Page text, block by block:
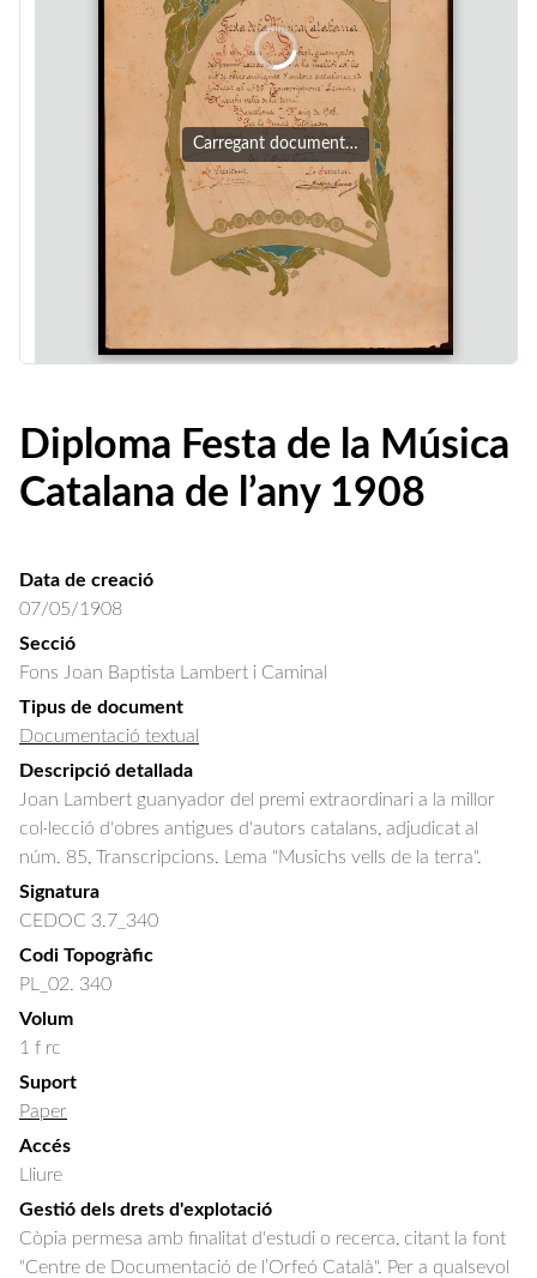
Carregant document…
Diploma Festa de la Música
Catalana de l’any 1908
Data de creació
07/05/1908
Secció
Fons Joan Baptista Lambert i Caminal
Tipus de document
Documentació textual
Descripció detallada
Joan Lambert guanyador del premi extraordinari a la millor
col·lecció d'obres antigues d'autors catalans, adjudicat al
núm. 85, Transcripcions. Lema "Musichs vells de la terra".
Signatura
CEDOC 3.7_340
Codi Topogràfic
PL_02. 340
Volum
1 f rc
Suport
Paper
Accés
Lliure
Gestió dels drets d'explotació
Còpia permesa amb finalitat d'estudi o recerca, citant la font
"Centre de Documentació de l’Orfeó Català". Per a qualsevol